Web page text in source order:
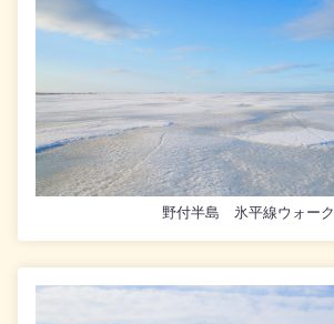
野付半島 氷平線ウォーク